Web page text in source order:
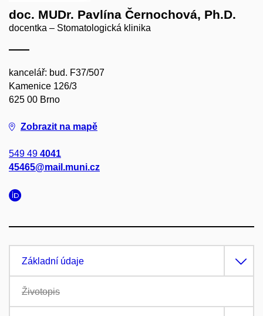
doc. MUDr. Pavlína Černochová, Ph.D.
docentka – Stomatologická klinika
kancelář: bud. F37/507
Kamenice 126/3
625 00 Brno
Zobrazit na mapě
549 49 4041
45465@mail.muni.cz
Základní údaje
Životopis